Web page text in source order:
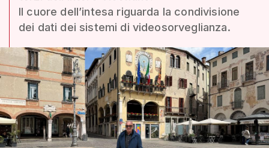
Il cuore dell’intesa riguarda la condivisione
dei dati dei sistemi di videosorveglianza.